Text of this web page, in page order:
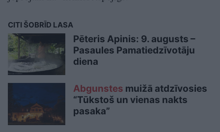
CITI ŠOBRĪD LASA
Pēteris Apinis: 9. augusts –
Pasaules Pamatiedzīvotāju
diena
Abgunstes muižā atdzīvosies
“Tūkstoš un vienas nakts
pasaka”